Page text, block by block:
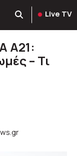
Live TV
Α21:
– Τι